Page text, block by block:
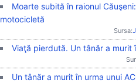
Moarte subită în raionul
motocicletă
Sursa:
Viaţă pierdută. Un tânăr a
Un tânăr a murit în urma unui